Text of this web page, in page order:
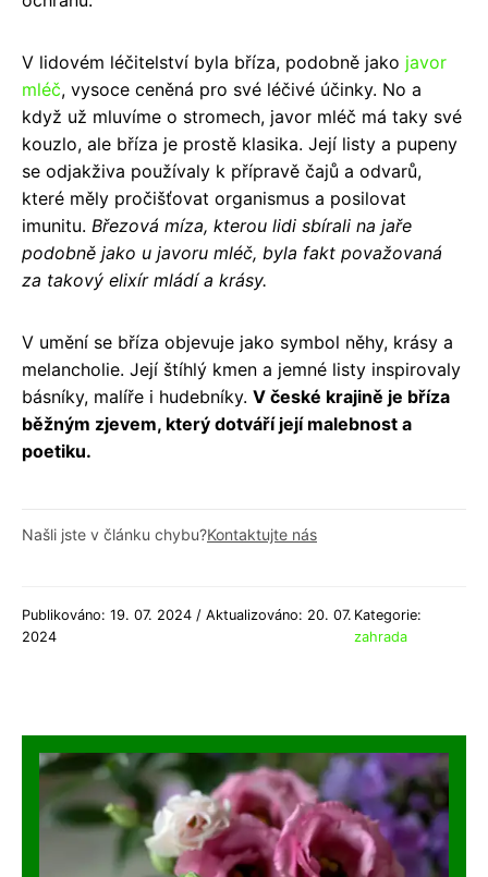
V lidovém léčitelství byla bříza, podobně jako javor
mléč, vysoce ceněná pro své léčivé účinky. No a
když už mluvíme o stromech, javor mléč má taky své
kouzlo, ale bříza je prostě klasika. Její listy a pupeny
se odjakživa používaly k přípravě čajů a odvarů,
které měly pročišťovat organismus a posilovat
imunitu. Březová míza, kterou lidi sbírali na jaře
podobně jako u javoru mléč, byla fakt považovaná
za takový elixír mládí a krásy.
V umění se bříza objevuje jako symbol něhy, krásy a
melancholie. Její štíhlý kmen a jemné listy inspirovaly
básníky, malíře i hudebníky. V české krajině je bříza
běžným zjevem, který dotváří její malebnost a
poetiku.
Našli jste v článku chybu?Kontaktujte nás
Publikováno: 19. 07. 2024 / Aktualizováno: 20. 07.
2024
Kategorie:
zahrada